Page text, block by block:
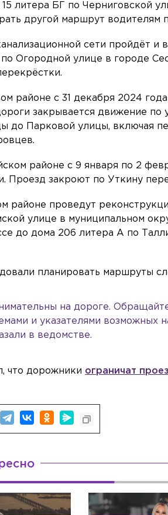
литера БГ по Черниговской
другой маршрут водителям
сети пройдёт и
Огородной улице в городе
районе с 31 декабря 2024
закрывается движение
до Парковой улицы, включая
районе с 9 января по 2
Проезд закроют по Уткину
районе проведут
улице в муниципальном
до дома 206 литера А по
планировать маршруты
на дороге.
и указателями возможных
в ведомстве.
что дорожники ограничат